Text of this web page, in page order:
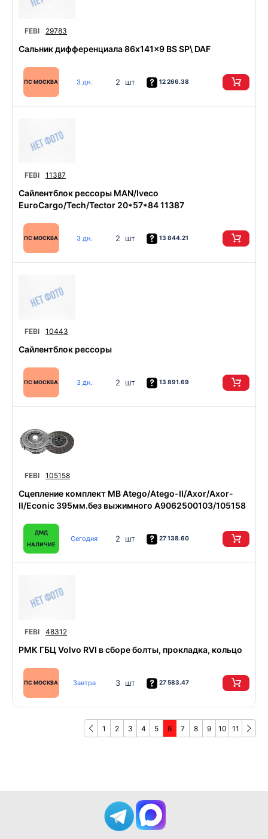
FEBI 29783
Сальник дифференциала 86x141x9 BS SP\ DAF
ПС МОСКВА 3 дн. 2 шт 12 266.38
FEBI 11387
Сайлентблок рессоры MAN/Iveco
EuroCargo/Tech/Tector 20*57*84 11387
ПС МОСКВА 3 дн. 2 шт 13 844.21
FEBI 10443
Сайлентблок рессоры
ПС МОСКВА 3 дн. 2 шт 13 891.69
FEBI 105158
Сцепление комплект MB Atego/Atego-II/Axor/Axor-
II/Econic 395мм.без выжимного A9062500103/105158
ДМД
НАЛИЧИЕ
Сегодня 2 шт 27 138.60
FEBI 48312
РМК ГБЦ Volvo RVI в сборе болты, прокладка, кольцо
ПС МОСКВА Завтра 3 шт 27 583.47
1 2 3 4 5 6 7 8 9 10 11